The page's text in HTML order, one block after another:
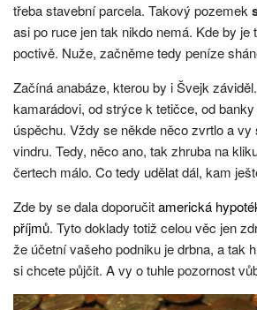
třeba stavební parcela. Takový pozemek
asi po ruce jen tak nikdo nemá. Kde by
poctivě. Nuže, začněme tedy peníze
Začíná anabáze, kterou by i Švejk
kamarádovi, od strýce k tetičce, od
úspěchu. Vždy se někde něco zvrtlo a vy
vindru. Tedy, něco ano, tak zhruba na
čertech málo. Co tedy udělat dál, kam
Zde by se dala doporučitamerická
příjmů. Tyto doklady totiž celou věc jen
že účetní vašeho podniku je drbna, a tak
si chcete půjčit. A vy o tuhle pozornost